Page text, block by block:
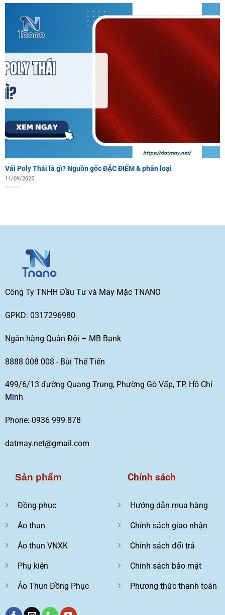
Vải Poly Thái là gì? Nguồn gốc ĐẶC ĐIỂM & phân loại
11/09/2025
Công Ty TNHH Đầu Tư và May Mặc TNANO
GPKD: 0317296980
Ngân hàng Quân Đội – MB Bank
8888 008 008 - Bùi Thế Tiến
499/6/13 đường Quang Trung, Phường Gò Vấp, TP. Hồ Chí
Minh
Phone: 0936 999 878
datmay.net@gmail.com
Sản phẩm
Đồng phục
Áo thun
Áo thun VNXK
Phụ kiện
Áo Thun Đồng Phục
Chính sách
Hướng dẫn mua hàng
Chính sách giao nhận
Chính sách đổi trả
Chính sách bảo mật
Phương thức thanh toán